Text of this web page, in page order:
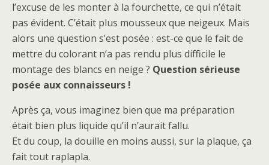
l’excuse de les monter à la fourchette, ce qui n’était
pas évident. C’était plus mousseux que neigeux. Mais
alors une question s’est posée : est-ce que le fait de
mettre du colorant n’a pas rendu plus difficile le
montage des blancs en neige ? Question sérieuse
posée aux connaisseurs !
Après ça, vous imaginez bien que ma préparation
était bien plus liquide qu’il n’aurait fallu.
Et du coup, la douille en moins aussi, sur la plaque, ça
fait tout raplapla.